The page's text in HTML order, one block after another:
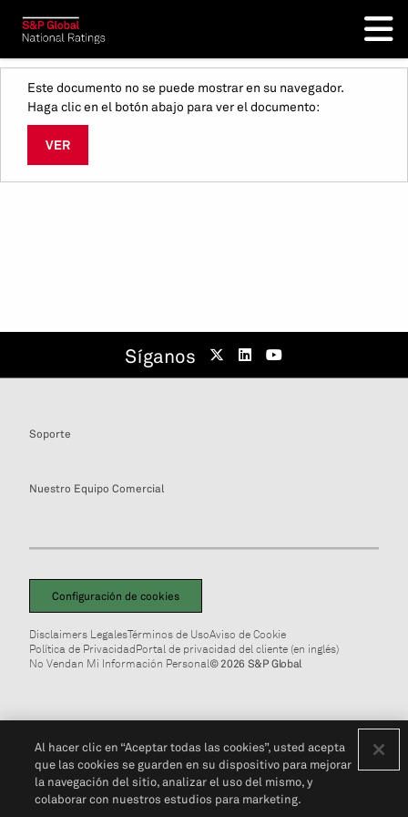
Este documento no se puede mostrar en su navegador.
Haga clic en el botón abajo para ver el documento:
VER
Síganos
Soporte
Nuestro Equipo Comercial
Configuración de cookies
Disclaimers LegalesTérminos de UsoAviso de Cookie
Política de PrivacidadPortal de privacidad del cliente (en inglés)
No Vendan Mi Información Personal© 2026 S&P Global
Al hacer clic en “Aceptar todas las cookies”, usted acepta
que las cookies se guarden en su dispositivo para mejorar
la navegación del sitio, analizar el uso del mismo, y
colaborar con nuestros estudios para marketing.